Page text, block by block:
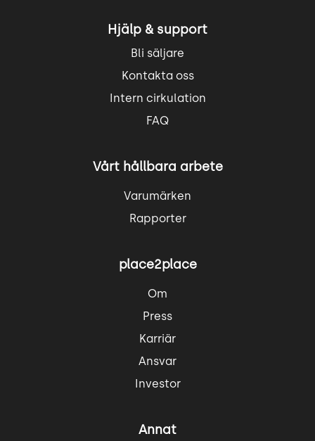
Hjälp & support
Bli säljare
Kontakta oss
Intern cirkulation
FAQ
Vårt hållbara arbete
Varumärken
Rapporter
place2place
Om
Press
Karriär
Ansvar
Investor
Annat